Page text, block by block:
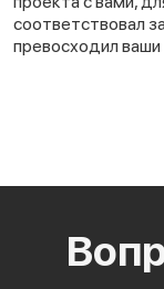
соответствовал
превосходил